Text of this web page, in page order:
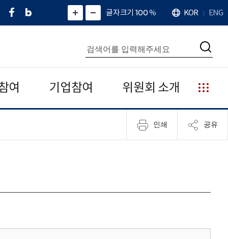
페
네
그
)
화
면
면
소
확
대
치
글자크기 100%
언
어
KOR ENG
통
합
검
색
검
여 기업참여 위원회 소개
누
리
집
안
인쇄 공유